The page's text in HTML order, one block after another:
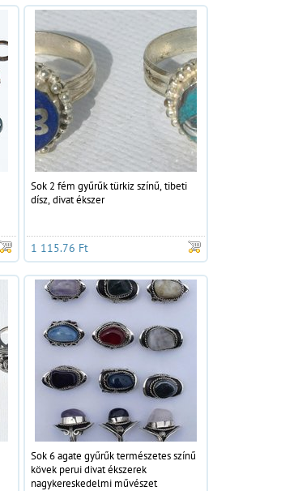
Sok 2 fém gyűrűk türkiz színű, tibeti
dísz, divat ékszer
1 115.76 Ft
Sok 6 agate gyűrűk természetes színű
kövek perui divat ékszerek
nagykereskedelmi művészet